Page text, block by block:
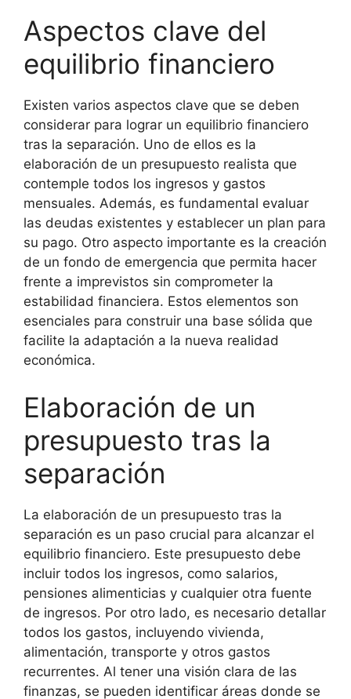
Aspectos clave del
equilibrio financiero
Existen varios aspectos clave que se deben
considerar para lograr un equilibrio financiero
tras la separación. Uno de ellos es la
elaboración de un presupuesto realista que
contemple todos los ingresos y gastos
mensuales. Además, es fundamental evaluar
las deudas existentes y establecer un plan para
su pago. Otro aspecto importante es la creación
de un fondo de emergencia que permita hacer
frente a imprevistos sin comprometer la
estabilidad financiera. Estos elementos son
esenciales para construir una base sólida que
facilite la adaptación a la nueva realidad
económica.
Elaboración de un
presupuesto tras la
separación
La elaboración de un presupuesto tras la
separación es un paso crucial para alcanzar el
equilibrio financiero. Este presupuesto debe
incluir todos los ingresos, como salarios,
pensiones alimenticias y cualquier otra fuente
de ingresos. Por otro lado, es necesario detallar
todos los gastos, incluyendo vivienda,
alimentación, transporte y otros gastos
recurrentes. Al tener una visión clara de las
finanzas, se pueden identificar áreas donde se